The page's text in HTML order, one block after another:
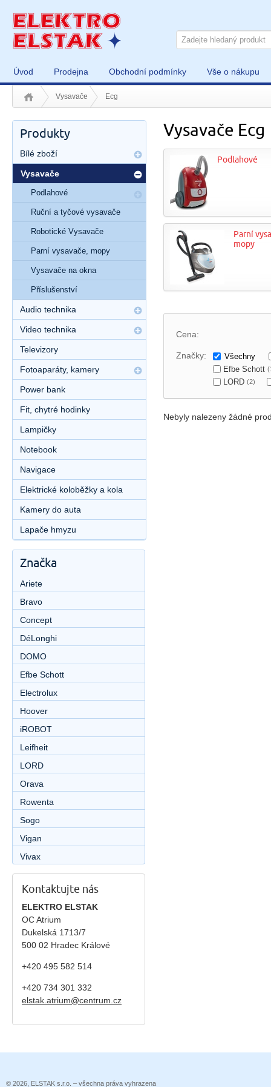
Úvod Prodejna Obchodní podmínky Vše o nákupu
Vysavače Ecg
Vysavače Ecg
Podlahové
Parní
mopy
Cena:
Značky:
Všechny
Efbe Schott
LORD (2)
Nebyly nalezeny žádné
Produkty
Bílé zboží
Vysavače
Podlahové
Ruční a tyčové vysavače
Robotické Vysavače
Parní vysavače, mopy
Vysavače na okna
Příslušenství
Audio technika
Video technika
Televizory
Fotoaparáty, kamery
Power bank
Fit, chytré hodinky
Lampičky
Notebook
Navigace
Elektrické koloběžky a kola
Kamery do auta
Lapače hmyzu
Značka
Ariete
Bravo
Concept
DéLonghi
DOMO
Efbe Schott
Electrolux
Hoover
iROBOT
Leifheit
LORD
Orava
Rowenta
Sogo
Vigan
Vivax
Kontaktujte nás
ELEKTRO ELSTAK
OC Atrium
Dukelská 1713/7
500 02 Hradec Králové
+420 495 582 514
+420 734 301 332
elstak.atrium@centrum.cz
© 2026, ELSTAK s.r.o. – všechna práva vyhrazena